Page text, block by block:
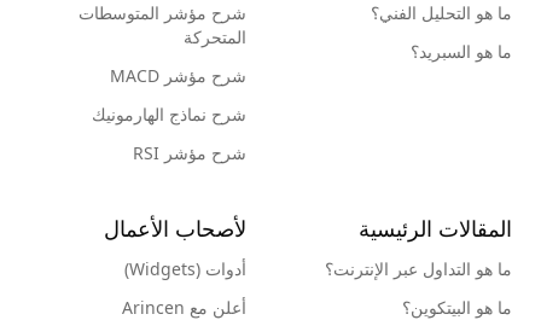
ما هو التحليل الفني؟
ما هو السبريد؟
شرح مؤشر المتوسطات
المتحركة
شرح مؤشر MACD
شرح نماذج الهارمونيك
شرح مؤشر RSI
المقالات الرئيسية
ما هو التداول عبر الإنترنت؟
ما هو البيتكوين؟
لأصحاب الأعمال
أدوات (Widgets)
أعلن مع Arincen